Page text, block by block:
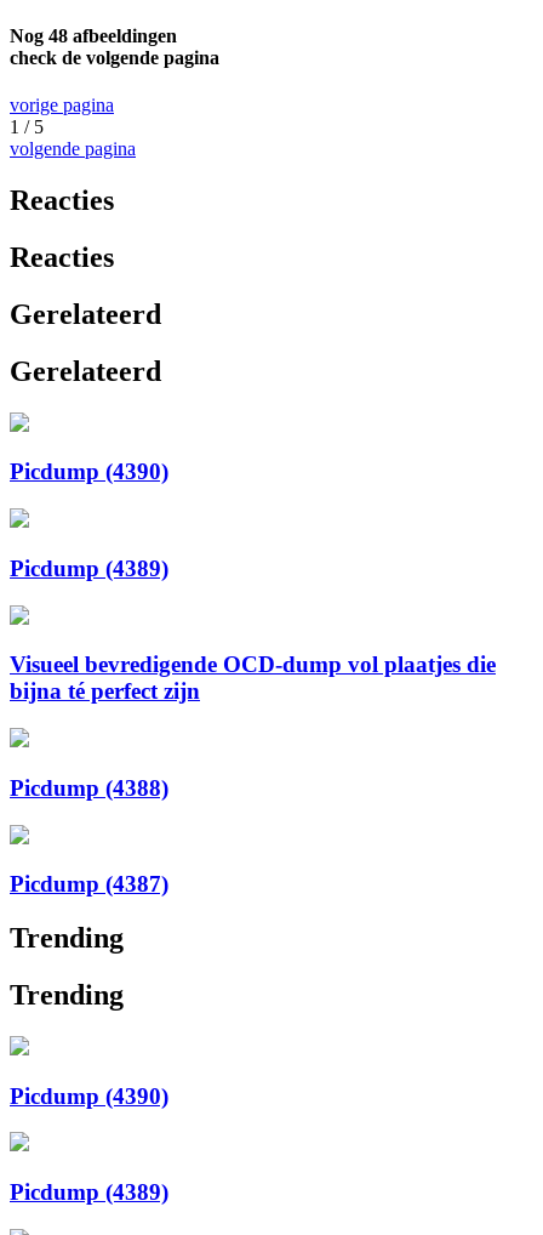
Nog 48 afbeeldingen
check de volgende pagina
vorige pagina
1 / 5
volgende pagina
Reacties
Reacties
Gerelateerd
Gerelateerd
Picdump (4390)
Picdump (4389)
Visueel bevredigende OCD-dump vol plaatjes die
bijna té perfect zijn
Picdump (4388)
Picdump (4387)
Trending
Trending
Picdump (4390)
Picdump (4389)